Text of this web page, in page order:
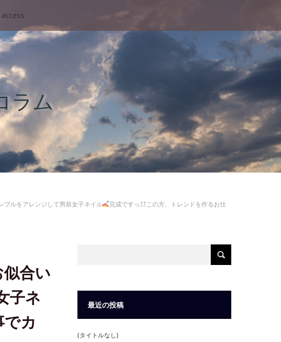
ラム
プルをアレンジして男前女子ネイル 完成ですっ⤴⤴この方、トレンドを作るお仕
合い
子ネ
カ
最近の投稿
(タイトルなし)